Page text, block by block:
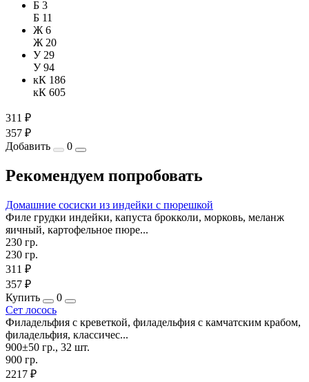
Б 3
Б 11
Ж 6
Ж 20
У 29
У 94
кК 186
кК 605
311 ₽
357 ₽
Добавить
0
Рекомендуем попробовать
Домашние сосиски из индейки с пюрешкой
Филе грудки индейки, капуста брокколи, морковь, меланж
яичный, картофельное пюре...
230 гр.
230 гр.
311 ₽
357 ₽
Купить
0
Сет лосось
Филадельфия с креветкой, филадельфия с камчатским крабом,
филадельфия, классичес...
900±50 гр., 32 шт.
900 гр.
2217 ₽